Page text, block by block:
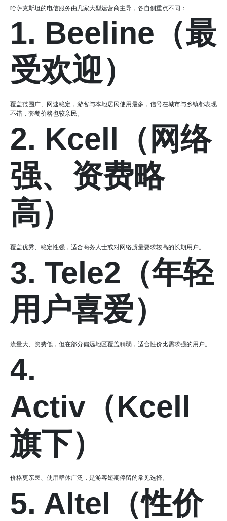
哈萨克斯坦的电信服务由几家大型运营商主导，各自侧重点不同：
1. Beeline（最
受欢迎）
覆盖范围广、网速稳定，游客与本地居民使用最多，信号在城市与乡镇都表现
不错，套餐价格也较亲民。
2. Kcell（网络
强、资费略
高）
覆盖优秀、稳定性强，适合商务人士或对网络质量要求较高的长期用户。
3. Tele2（年轻
用户喜爱）
流量大、资费低，但在部分偏远地区覆盖稍弱，适合性价比需求强的用户。
4.
Activ（Kcell
旗下）
价格更亲民、使用群体广泛，是游客短期停留的常见选择。
5. Altel（性价